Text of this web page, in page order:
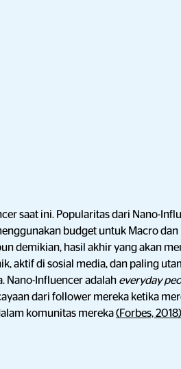
saat ini. Popularitas dari Nano-
budget untuk Macro dan
demikian, hasil akhir yang akan
aktif di sosial media, dan paling
Nano-Influencer adalah everyday
dari follower mereka ketika
komunitas mereka(Forbes, 2018)